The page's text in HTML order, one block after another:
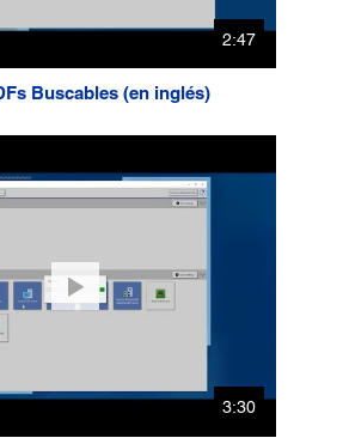
2:47
Buscables (en inglés)
3:30